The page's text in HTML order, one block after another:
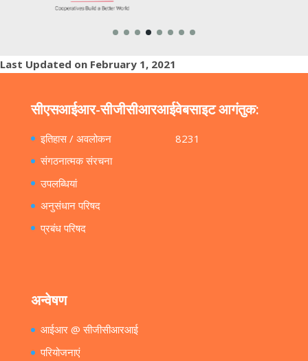
Last Updated on February 1, 2021
सीएसआईआर-सीजीसीआरआई
इतिहास / अवलोकन
संगठनात्मक संरचना
उपलब्धियां
अनुसंधान परिषद
प्रबंध परिषद
वेबसाइट आगंतुक:
8231
अन्वेषण
आईआर @ सीजीसीआरआई
परियोजनाएं